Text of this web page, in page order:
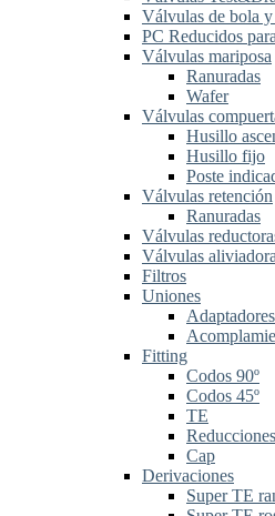
Válvulas de bola
PC Reducidos
Válvulas mariposa
Ranuradas
Wafer
Válvulas
Husillo
Husillo fijo
Poste
Válvulas retención
Ranuradas
Válvulas
Válvulas
Filtros
Uniones
Fitting
Codos 90º
Codos 45º
TE
Reducciones
Cap
Derivaciones
Super TE